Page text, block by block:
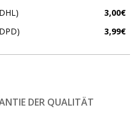
3,00€
3,99€
DER QUALITÄT